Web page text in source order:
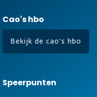
Cao's hbo
Bekijk de cao's hbo
Speerpunten